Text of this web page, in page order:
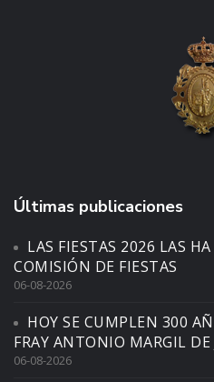
Últimas publicaciones
LAS FIESTAS 2026 LAS
COMISIÓN DE FIESTAS
06-08-2026
HOY SE CUMPLEN 300
FRAY ANTONIO MARGIL DE
06-08-2026